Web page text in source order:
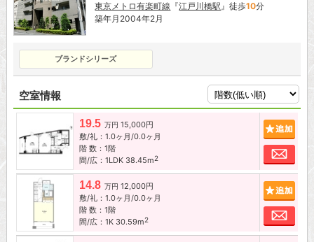
東京メトロ有楽町線 『江戸川橋駅』徒歩10分
築年月2004年2月
ブランドシリーズ
空室情報
19.5 万円 15,000円
敷/礼：1.0ヶ月/0.0ヶ月
階 数：1階
間/広：1LDK 38.45m2
お
14.8 万円 12,000円
敷/礼：1.0ヶ月/0.0ヶ月
階 数：1階
間/広：1K 30.59m2
お